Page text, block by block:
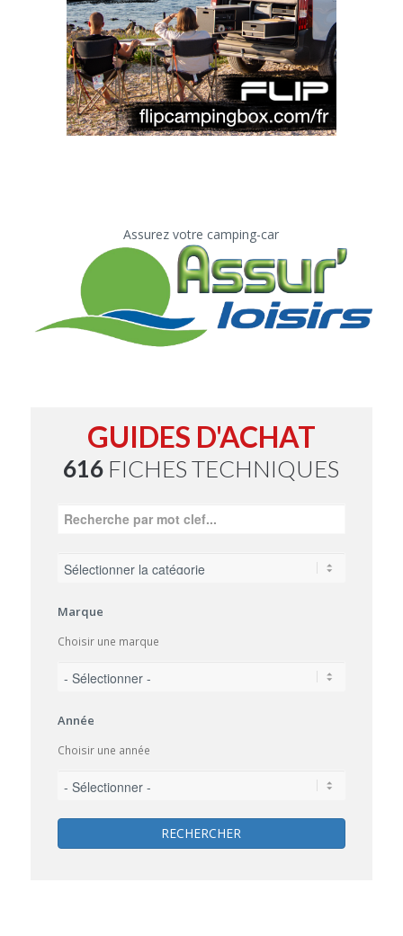
Assurez votre camping-car
GUIDES D'ACHAT
616 FICHES TECHNIQUES
Marque
Choisir une marque
Année
Choisir une année
RECHERCHER